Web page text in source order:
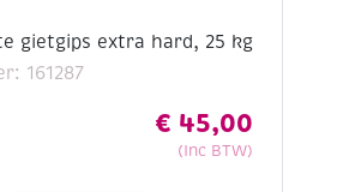
gietgips extra hard, 25 kg
161287
€ 45,00
(Inc BTW)